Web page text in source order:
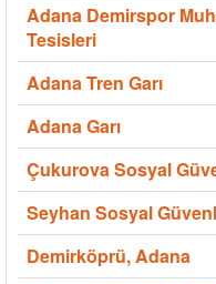
Adana Demirspor
Tesisleri
Adana Tren Garı
Adana Garı
Çukurova Sosyal
Seyhan Sosyal
Demirköprü, Adana